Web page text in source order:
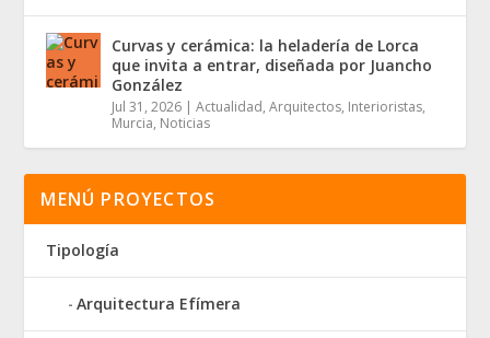
Curvas y cerámica: la heladería de Lorca
que invita a entrar, diseñada por Juancho
González
Jul 31, 2026 |Actualidad,Arquitectos, Interioristas,
Murcia, Noticias
MENÚ PROYECTOS
Tipología
Arquitectura Efímera